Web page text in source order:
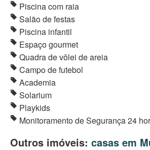
Piscina com raia
Salão de festas
Piscina infantil
Espaço gourmet
Quadra de vôlei de areia
Campo de futebol
Academia
Solarium
Playkids
Monitoramento de Segurança 24
Outros imóveis: casas em